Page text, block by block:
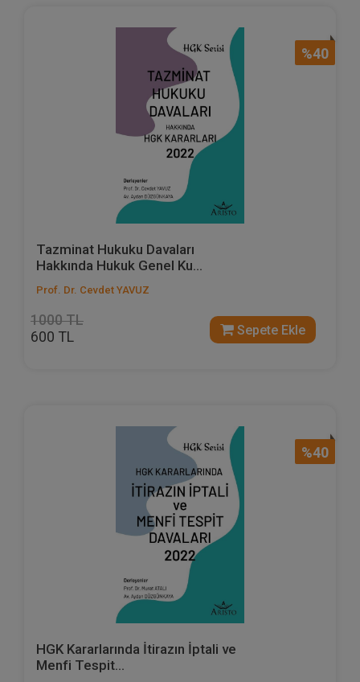
%40
Tazminat Hukuku Davaları
Hakkında Hukuk Genel Ku...
Prof. Dr. Cevdet YAVUZ
1000 TL
600 TL Sepete Ekle
%40
HGK Kararlarında İtirazın İptali ve
Menfi Tespit...